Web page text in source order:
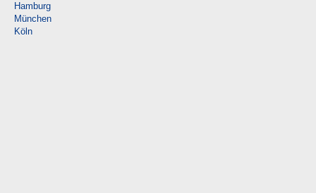
Hamburg
München
Köln